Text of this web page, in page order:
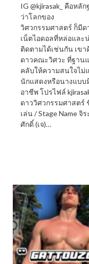
IG @kjirasak_ คือหลั
ว่าโลกของ
วิศวกรรมศาสตร์ ก็มีด
เน็ตไอดอลที่หล่อและ
ติดตามได้เช่นกัน เขา
ดาวคณะวิศวะ ที่ฐาน
คลับให้ความสนใจไม่
นักแสดงหรือนางแบบ
อาชีพ โปรไฟล์
ดาววิศวกรรมศาสตร์
เล่น / Stage Name จิร
ศักดิ์ (เจ)…